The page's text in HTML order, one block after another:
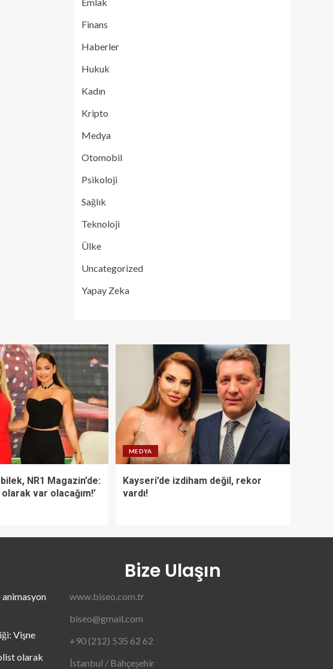
Finans
Haberler
Hukuk
Kadın
Kripto
Medya
Otomobil
Psikoloji
Sağlık
Teknoloji
Ülke
Uncategorized
Yapay Zeka
NR1 Magazin’de:
var olacağım!’
MEDYA
Kayseri’de izdiham değil, rekor
vardı!
Vişne
olarak
Bize Ulaşın
www.biseo.com.tr
biseo@gmail.com
+90 (212) 535 62 62
İstanbul / Bahçeşehir